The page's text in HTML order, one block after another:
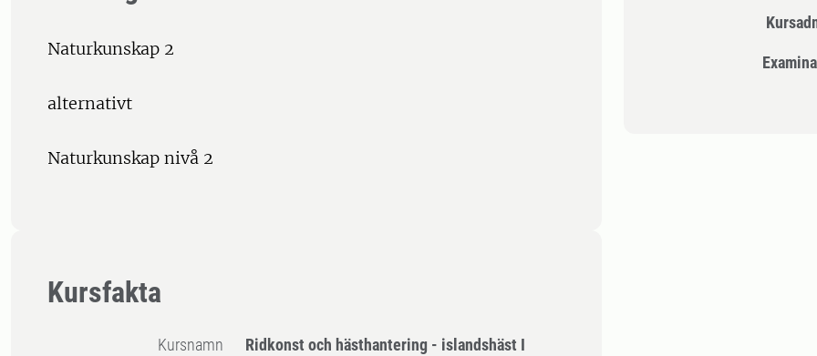
Naturkunskap 2
alternativt
Naturkunskap nivå 2
Kursfakta
Kursnamn Ridkonst och hästhantering - islandshäst I